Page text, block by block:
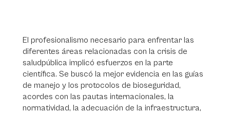
El profesionalismo necesario para enfrentar las
diferentes áreas relacionadas con la crisis de
saludpública implicó esfuerzos en la parte
científica. Se buscó la mejor evidencia en las guías
de manejo y los protocolos de bioseguridad,
acordes con las pautas internacionales, la
normatividad, la adecuación de la infraestructura,